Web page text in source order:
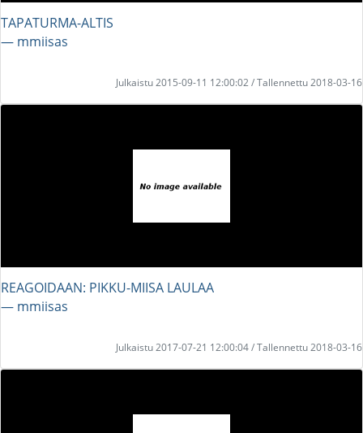
TAPATURMA-ALTIS
― mmiisas
Julkaistu 2015-09-11 12:00:02 / Tallennettu 2018-03-16
REAGOIDAAN: PIKKU-MIISA LAULAA
― mmiisas
Julkaistu 2017-07-21 12:00:04 / Tallennettu 2018-03-16